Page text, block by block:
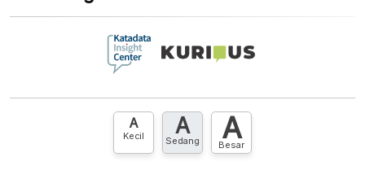
A
Kecil A
Sedang A
Besar